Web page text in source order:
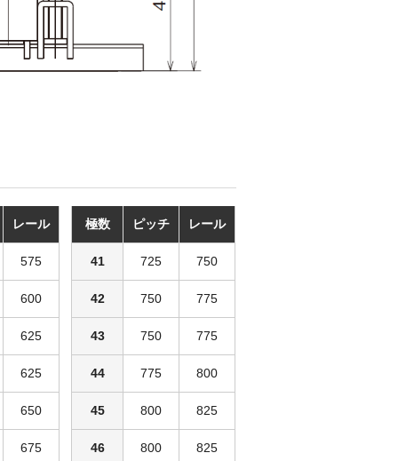
レール
575
600
625
625
650
675
極数 ピッチ レール
41 725 750
42 750 775
43 750 775
44 775 800
45 800 825
46 800 825